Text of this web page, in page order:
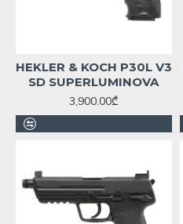
HEKLER & KOCH P30L V3
SD SUPERLUMINOVA
3,900.00₾